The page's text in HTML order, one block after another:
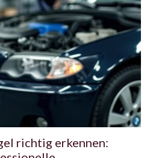
richtig erkennen: